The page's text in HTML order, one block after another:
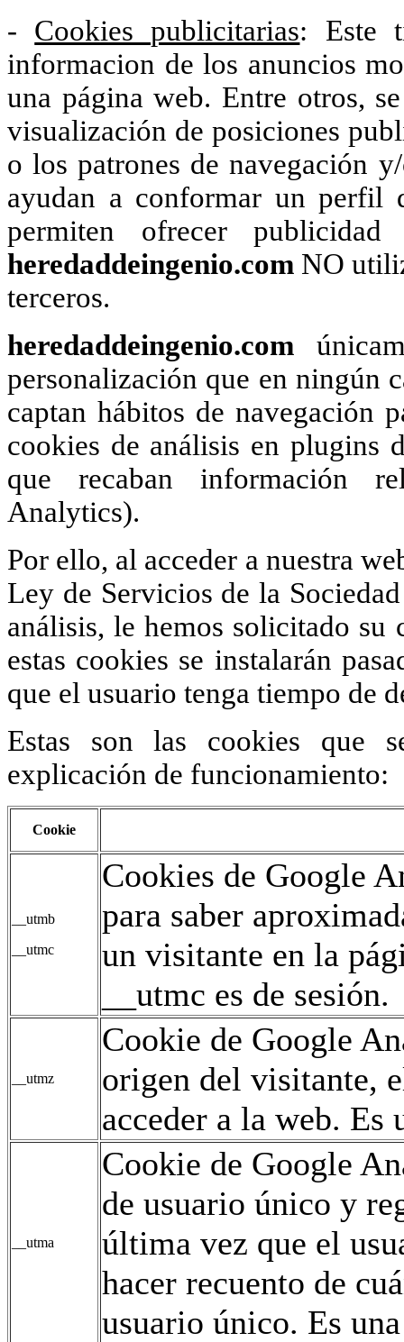
- Cookies publicitarias: Este
informacion de los anuncios
una página web. Entre otros,
visualización de posiciones
o los patrones de navegación
ayudan a conformar un perfil
permiten ofrecer
heredaddeingenio.com NO
terceros.
heredaddeingenio.com
personalización que en ningún
captan hábitos de navegación
cookies de análisis en plugins
que recaban información
Analytics).
Por ello, al acceder a nuestra
Ley de Servicios de la
análisis, le hemos solicitado su
estas cookies se instalarán
que el usuario tenga tiempo de
Estas son las cookies que
explicación de funcionamiento:
Cookie
__utmb
__utmc
Cookies de Google
para saber
un visitante en la
__utmc es de sesión.
__utmz
Cookie de Google
origen del visitante,
acceder a la web. Es
__utma
Cookie de Google
de usuario único y
última vez que el
hacer recuento de
usuario único. Es